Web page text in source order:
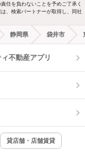
立洗面台
都市ガス
ートロック
ンターネット無料
け取る
任を負わないことを予めご了承く
、検索パートナーが取得し、同社
静岡県 袋井市
不動産アプリ
貸店舗・店舗賃貸